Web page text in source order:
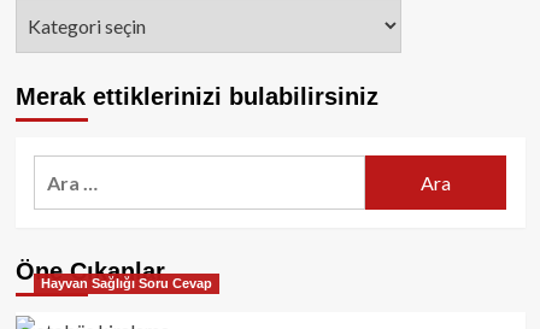
Merak ettiklerinizi bulabilirsiniz
Öne Çıkanlar
Hayvan Sağlığı Soru Cevap